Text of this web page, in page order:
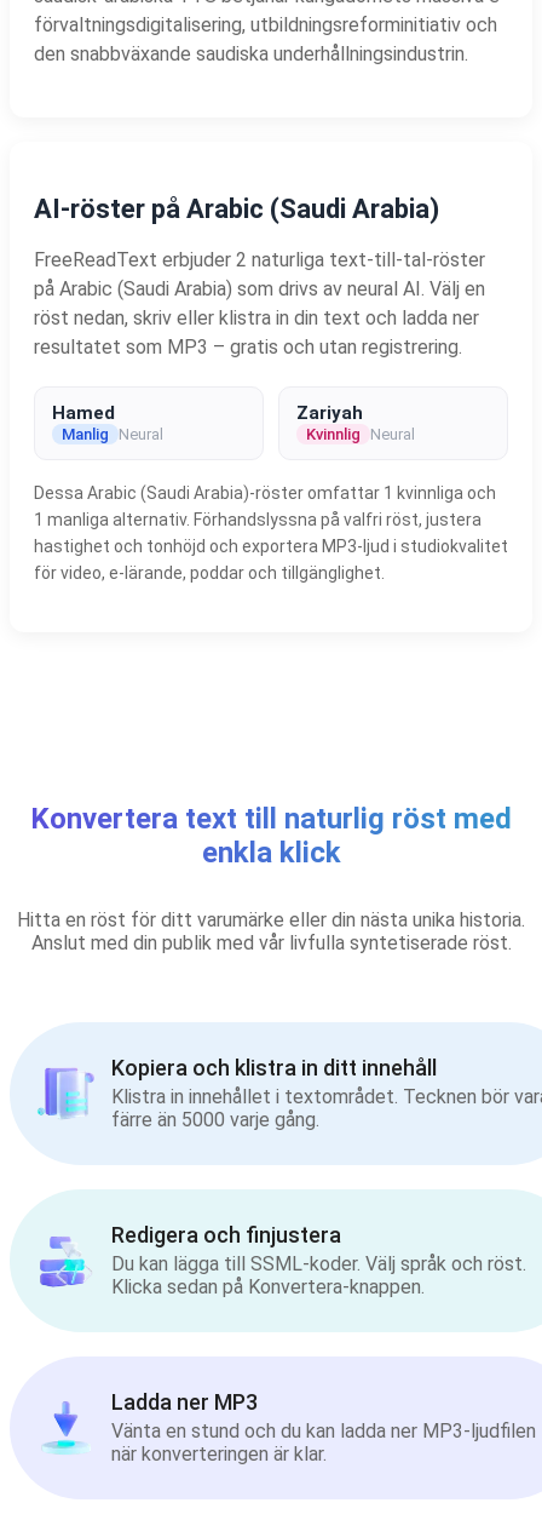
förvaltningsdigitalisering, utbildningsreforminitiativ och
den snabbväxande saudiska underhållningsindustrin.
AI-röster på Arabic (Saudi Arabia)
FreeReadText erbjuder 2 naturliga text-till-tal-röster
på Arabic (Saudi Arabia) som drivs av neural AI. Välj en
röst nedan, skriv eller klistra in din text och ladda ner
resultatet som MP3 – gratis och utan registrering.
Hamed
Manlig Neural
Zariyah
Kvinnlig Neural
Dessa Arabic (Saudi Arabia)-röster omfattar 1 kvinnliga och
1 manliga alternativ. Förhandslyssna på valfri röst, justera
hastighet och tonhöjd och exportera MP3-ljud i studiokvalitet
för video, e-lärande, poddar och tillgänglighet.
Konvertera text till naturlig röst med
enkla klick
Hitta en röst för ditt varumärke eller din nästa unika historia.
Anslut med din publik med vår livfulla syntetiserade röst.
Kopiera och klistra in ditt innehåll
Klistra in innehållet i textområdet. Tecknen bör
färre än 5000 varje gång.
Redigera och finjustera
Du kan lägga till SSML-koder. Välj språk och röst.
Klicka sedan på Konvertera-knappen.
Ladda ner MP3
Vänta en stund och du kan ladda ner MP3-ljudfilen
när konverteringen är klar.